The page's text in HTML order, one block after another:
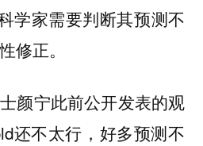
学家需要判断其预测不
修正。
颜宁此前公开发表的观
还不太行，好多预测不